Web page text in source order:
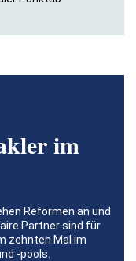
im
Reformen an und
Partner sind für
zehnten Mal im
-pools.